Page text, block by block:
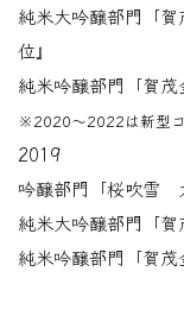
純米大吟醸部門「
位』
純米吟醸部門「賀
※2020～2022は新型
2019
吟醸部門「桜吹雪
純米大吟醸部門「
純米吟醸部門「賀